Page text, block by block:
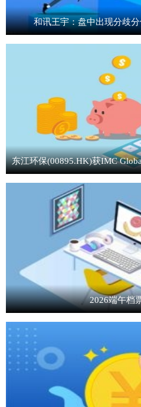
和讯王宇：盘中出现分歧
2026端午档